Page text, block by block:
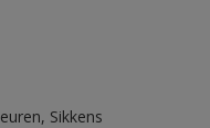
Sikkens